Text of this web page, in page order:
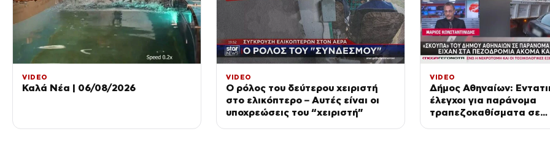
VIDEO
Καλά Νέα | 06/08/2026
VIDEO
Ο ρόλος του δεύτερου χειριστή
στο ελικόπτερο – Αυτές είναι οι
υποχρεώσεις του “χειριστή”
VIDEO
Δήμος Αθηναίων:
έλεγχοι για παράνομα
τραπεζοκαθίσματα σε